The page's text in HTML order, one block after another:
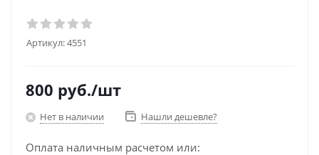
Артикул:4551
800 руб./шт
Нет в наличии Нашли дешевле?
Оплата наличным расчетом или: